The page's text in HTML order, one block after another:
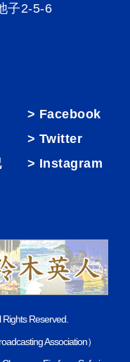
子2-5-6
Facebook
Twitter
Instagram
Reserved.
Association）